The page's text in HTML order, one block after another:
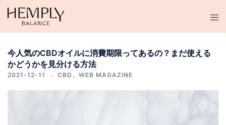
テ
今人気のCBDオイルに消費期限ってあるの？まだ使える
かどうかを見分ける方法
2021-12-11 CBD 、 WEB MAGAZINE